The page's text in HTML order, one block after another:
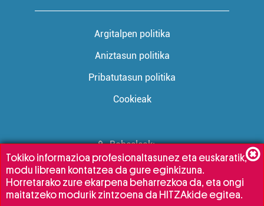
Argitalpen politika
Aniztasun politika
Pribatutasun politika
Cookieak
Babesleak:
Tokiko informazioa profesionaltasunez eta euskaratik,
modu librean kontatzea da gure eginkizuna.
Horretarako zure ekarpena beharrezkoa da, eta ongi
maitatzeko modurik zintzoena da HITZAkide egitea.